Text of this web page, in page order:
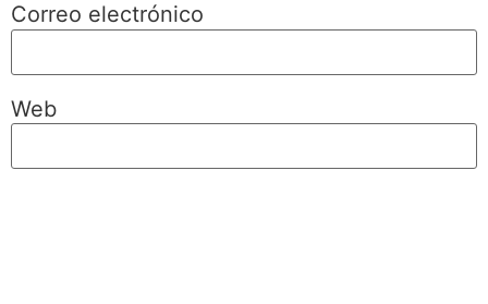
Correo electrónico
Web